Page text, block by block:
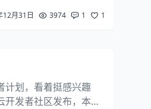
12月31日 3974 1 1
计划，看着挺感兴趣
发者社区发布，本网